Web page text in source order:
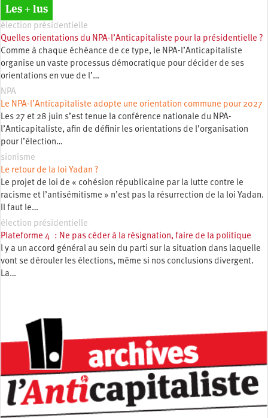
Les + lus
élection présidentielle
Quelles orientations du NPA-l’Anticapitaliste pour la présidentielle ?
Comme à chaque échéance de ce type, le NPA-l’Anticapitaliste
organise un vaste processus démocratique pour décider de ses
orientations en vue de l’…
NPA
Le NPA-l’Anticapitaliste adopte une orientation commune pour 2027
Les 27 et 28 juin s’est tenue la conférence nationale du NPA-
l’Anticapitaliste, afin de définir les orientations de l’organisation
pour l’élection…
sionisme
Le retour de la loi Yadan ?
Le projet de loi de « cohésion républicaine par la lutte contre le
racisme et l’antisémitisme » n’est pas la résurrection de la loi Yadan.
Il faut le…
élection présidentielle
Plateforme 4 : Ne pas céder à la résignation, faire de la politique
l y a un accord général au sein du parti sur la situation dans laquelle
vont se dérouler les élections, même si nos conclusions divergent.
La…